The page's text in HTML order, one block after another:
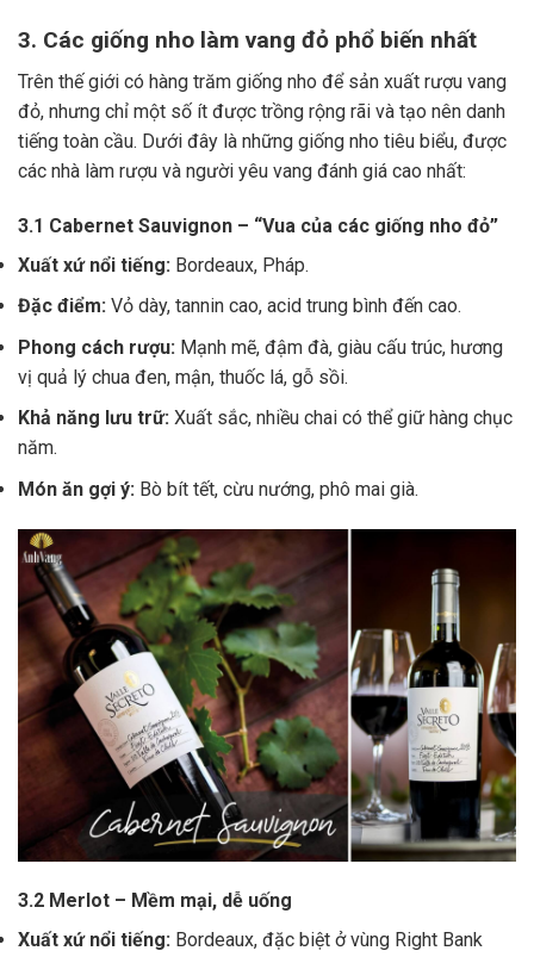
3. Các giống nho làm vang đỏ phổ biến nhất
Trên thế giới có hàng trăm giống nho để sản xuất rượu vang
đỏ, nhưng chỉ một số ít được trồng rộng rãi và tạo nên danh
tiếng toàn cầu. Dưới đây là những giống nho tiêu biểu, được
các nhà làm rượu và người yêu vang đánh giá cao nhất:
3.1 Cabernet Sauvignon – “Vua của các giống nho đỏ”
Xuất xứ nổi tiếng: Bordeaux, Pháp.
Đặc điểm: Vỏ dày, tannin cao, acid trung bình đến cao.
Phong cách rượu: Mạnh mẽ, đậm đà, giàu cấu trúc, hương
vị quả lý chua đen, mận, thuốc lá, gỗ sồi.
Khả năng lưu trữ: Xuất sắc, nhiều chai có thể giữ hàng chục
năm.
Món ăn gợi ý: Bò bít tết, cừu nướng, phô mai già.
3.2 Merlot – Mềm mại, dễ uống
Xuất xứ nổi tiếng: Bordeaux, đặc biệt ở vùng Right Bank